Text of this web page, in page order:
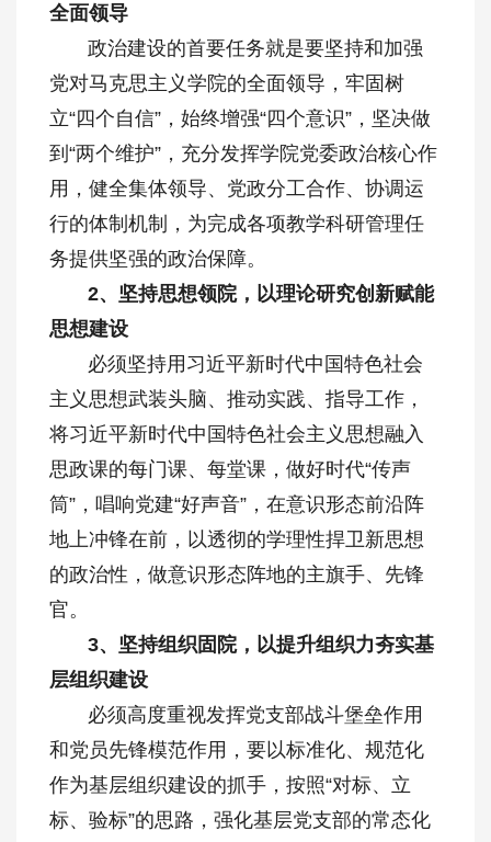
全面领导
政治建设的首要任务就是要坚持和加强
党对马克思主义学院的全面领导，牢固树
立“四个自信”，始终增强“四个意识”，坚决做
到“两个维护”，充分发挥学院党委政治核心作
用，健全集体领导、党政分工合作、协调运
行的体制机制，为完成各项教学科研管理任
务提供坚强的政治保障。
2、坚持思想领院，以理论研究创新赋能
思想建设
必须坚持用习近平新时代中国特色社会
主义思想武装头脑、推动实践、指导工作，
将习近平新时代中国特色社会主义思想融入
思政课的每门课、每堂课，做好时代“传声
筒”，唱响党建“好声音”，在意识形态前沿阵
地上冲锋在前，以透彻的学理性捍卫新思想
的政治性，做意识形态阵地的主旗手、先锋
官。
3、坚持组织固院，以提升组织力夯实基
层组织建设
必须高度重视发挥党支部战斗堡垒作用
和党员先锋模范作用，要以标准化、规范化
作为基层组织建设的抓手，按照“对标、立
标、验标”的思路，强化基层党支部的常态化